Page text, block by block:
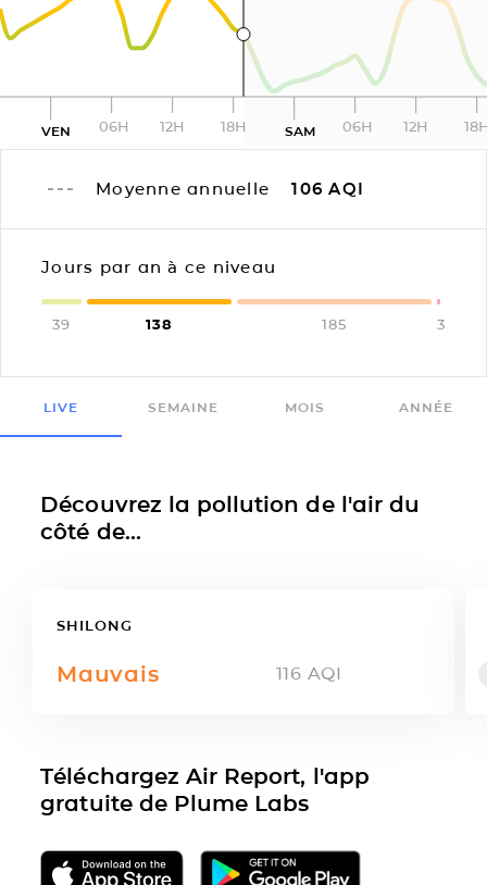
VEN 06H 12H 18H SAM 06H 12H
Moyenne annuelle 106 AQI
Jours par an à ce niveau
39 138 185 3
LIVE SEMAINE MOIS ANNÉE
Découvrez la pollution de l'air du
côté de...
SHILONG
Mauvais 116 AQI
Téléchargez Air Report, l'app
gratuite de Plume Labs